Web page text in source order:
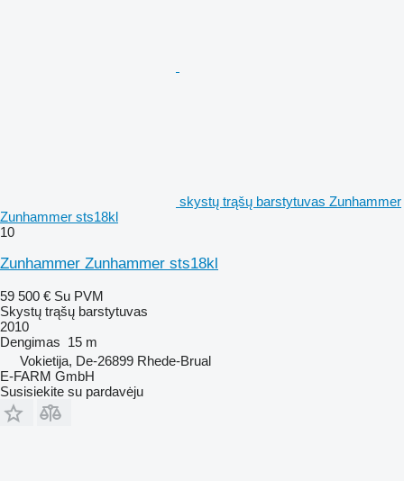
skystų trąšų barstytuvas Zunhammer
Zunhammer sts18kl
10
Zunhammer Zunhammer sts18kl
59 500 € Su PVM
Skystų trąšų barstytuvas
2010
Dengimas 15 m
Vokietija, De-26899 Rhede-Brual
E-FARM GmbH
Susisiekite su pardavėju